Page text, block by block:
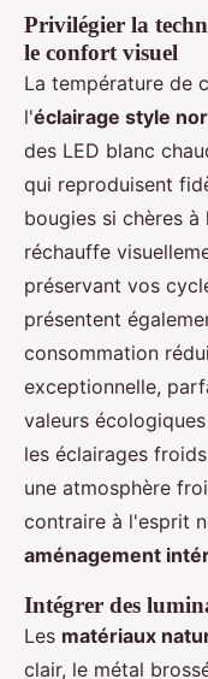
Privilégier la
le confort visuel
La température de
l'éclairage style
des LED blanc
qui reproduisent
bougies si chères
réchauffe
préservant vos
présentent
consommation
exceptionnelle,
valeurs
les éclairages
une atmosphère
contraire à l'esprit
aménagement
Intégrer des
Les matériaux
clair, le métal